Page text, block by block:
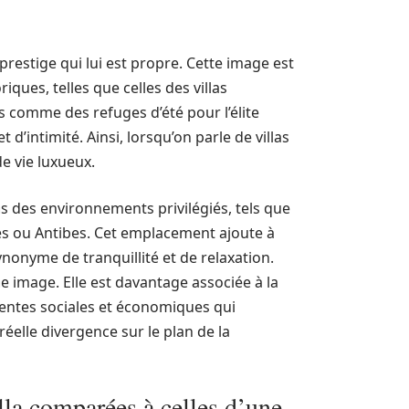
qui lui est propre. Cette image est
telles que celles des villas
des refuges d’été pour l’élite
Ainsi, lorsqu’on parle de villas
vie luxueux.
des environnements privilégiés, tels que
ou Antibes. Cet emplacement ajoute à
de tranquillité et de relaxation.
image. Elle est davantage associée à la
sociales et économiques qui
divergence sur le plan de la